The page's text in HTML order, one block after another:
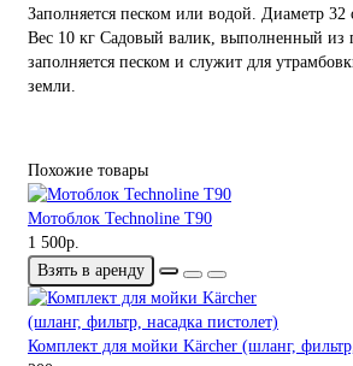
Заполняется песком или водой. Диаметр
Вес 10 кг Садовый валик, выполненный из
заполняется песком и служит для
земли.
Похожие товары
Мотоблок Teсhnoline Т90
1 500р.
Взять в аренду
Комплект для мойки Kärcher (шланг,